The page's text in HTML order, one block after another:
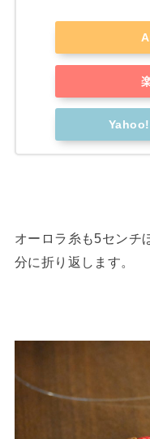
Yahoo!
オーロラ糸も5センチ
分に折り返します。